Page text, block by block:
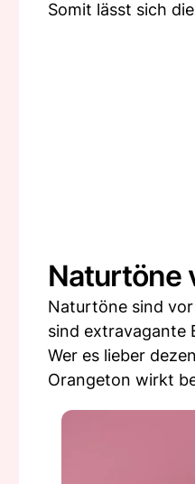
Somit lässt sich
Naturtöne
Naturtöne sind vor
sind extravagante
Wer es lieber
Orangeton wirkt